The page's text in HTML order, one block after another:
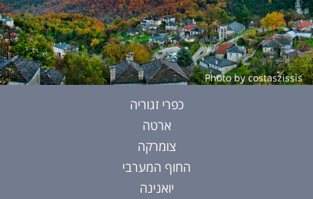
Photo by costaszissis
כפרי זגוריה
ארטה
צומרקה
החוף המערבי
יואנינה